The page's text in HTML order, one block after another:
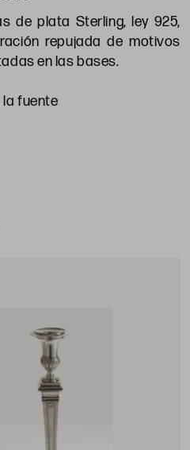
de plata Sterling, ley 925,
repujada de motivos
en las bases.
la fuente